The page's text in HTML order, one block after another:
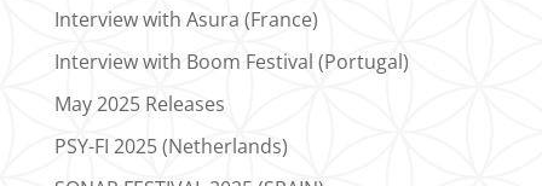
Interview with Asura (France)
Interview with Boom Festival (Portugal)
May 2025 Releases
PSY-FI 2025 (Netherlands)